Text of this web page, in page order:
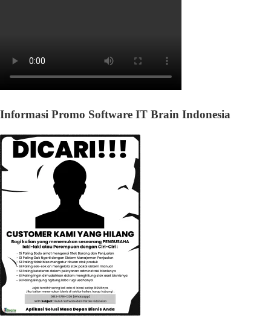
Informasi Promo Software IT Brain Indonesia